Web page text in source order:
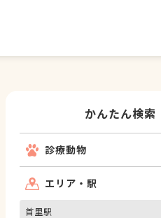
かんたん検索
診療動物
エリア・駅
首里駅